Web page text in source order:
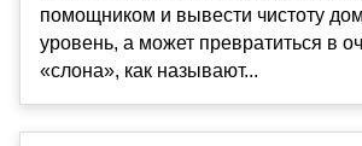
помощником и вывести чистоту
уровень, а может превратиться в
«слона», как называют...